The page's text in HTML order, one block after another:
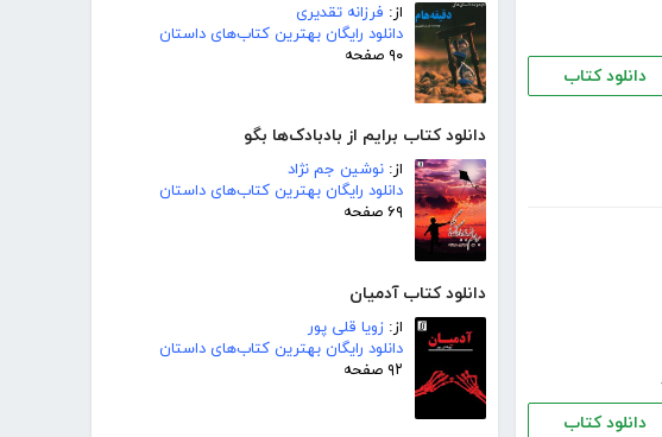
از: فرزانه تقدیری
دانلود رایگان بهترین کتاب‌های داستان
۹۰ صفحه
دانلود کتاب برایم از بادبادک‌ها بگو
از: نوشین جم نژاد
دانلود رایگان بهترین کتاب‌های داستان
۶۹ صفحه
دانلود کتاب آدمیان
از: زویا قلی پور
دانلود رایگان بهترین کتاب‌های داستان
۹۲ صفحه
دانلود کتاب
دانلود کتاب